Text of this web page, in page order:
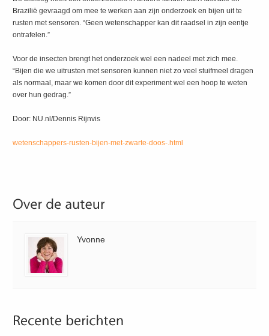
Brazilië gevraagd om mee te werken aan zijn onderzoek en bijen uit te
rusten met sensoren. “Geen wetenschapper kan dit raadsel in zijn eentje
ontrafelen.”
Voor de insecten brengt het onderzoek wel een nadeel met zich mee.
“Bijen die we uitrusten met sensoren kunnen niet zo veel stuifmeel dragen
als normaal, maar we komen door dit experiment wel een hoop te weten
over hun gedrag.”
Door: NU.nl/Dennis Rijnvis
wetenschappers-rusten-bijen-met-zwarte-doos-.html
Yvonne